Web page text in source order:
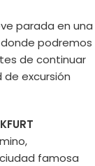
parada en una
podremos
de continuar
de excursión
famosa